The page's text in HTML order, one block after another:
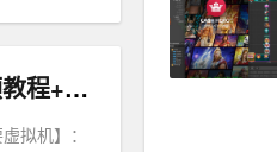
传奇996引擎，最强神兵,16大陆修复版,内容完善,配视频教程+GM后台及全物品ID
拟机】：